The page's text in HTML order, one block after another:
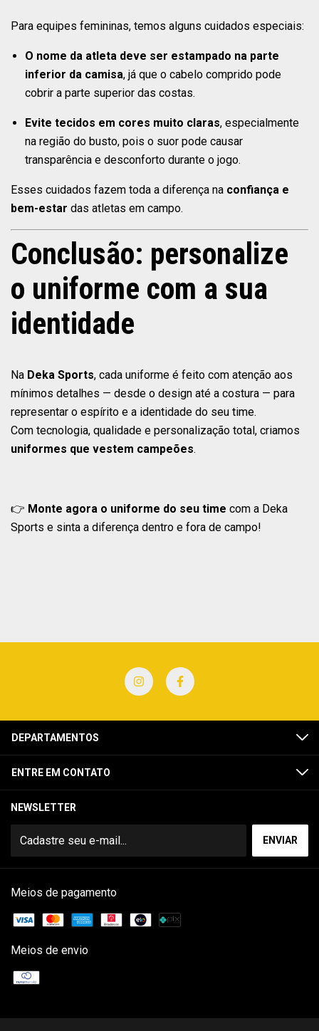
Para equipes femininas, temos alguns cuidados especiais:
O nome da atleta deve ser estampado na parte
inferior da camisa, já que o cabelo comprido pode
cobrir a parte superior das costas.
Evite tecidos em cores muito claras, especialmente
na região do busto, pois o suor pode causar
transparência e desconforto durante o jogo.
Esses cuidados fazem toda a diferença na confiança e
bem-estar das atletas em campo.
Conclusão: personalize
o uniforme com a sua
identidade
Na Deka Sports, cada uniforme é feito com atenção aos
mínimos detalhes — desde o design até a costura — para
representar o espírito e a identidade do seu time.
Com tecnologia, qualidade e personalização total, criamos
uniformes que vestem campeões.
👉 Monte agora o uniforme do seu time com a Deka
Sports e sinta a diferença dentro e fora de campo!
DEPARTAMENTOS
ENTRE EM CONTATO
NEWSLETTER
Meios de pagamento
Meios de envio